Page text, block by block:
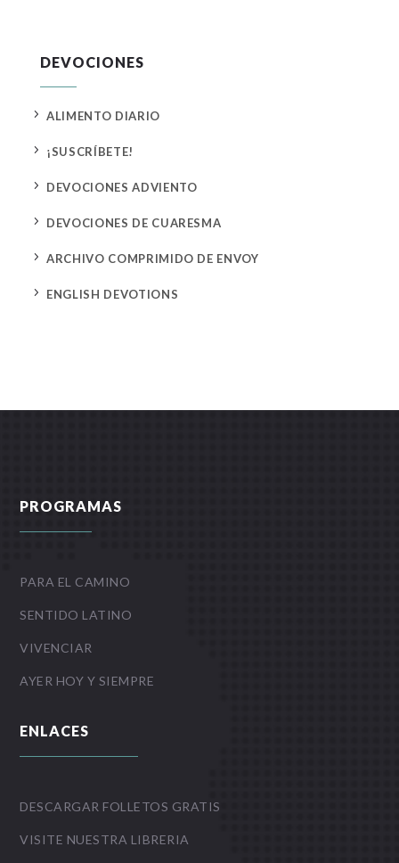
DEVOCIONES
5 ALIMENTO DIARIO
5 ¡SUSCRÍBETE!
5 DEVOCIONES ADVIENTO
5 DEVOCIONES DE CUARESMA
5 ARCHIVO COMPRIMIDO DE ENVOY
5 ENGLISH DEVOTIONS
PROGRAMAS
PARA EL CAMINO
SENTIDO LATINO
VIVENCIAR
AYER HOY Y SIEMPRE
ENLACES
DESCARGAR FOLLETOS GRATIS
VISITE NUESTRA LIBRERIA